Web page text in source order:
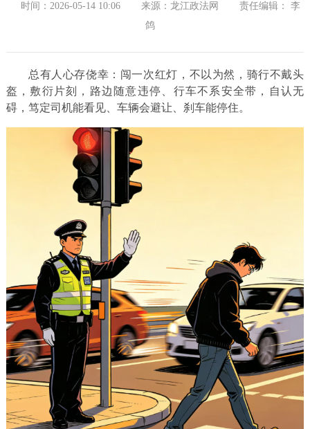
时间：2026-05-14 10:06 来源：龙江政法网
责任编辑： 李
鸽
总有人心存侥幸：闯一次红灯，不以为然，骑行不戴头
盔，敷衍片刻，路边随意违停、行车不系安全带，自认无
碍，笃定司机能看见、车辆会避让、刹车能停住。